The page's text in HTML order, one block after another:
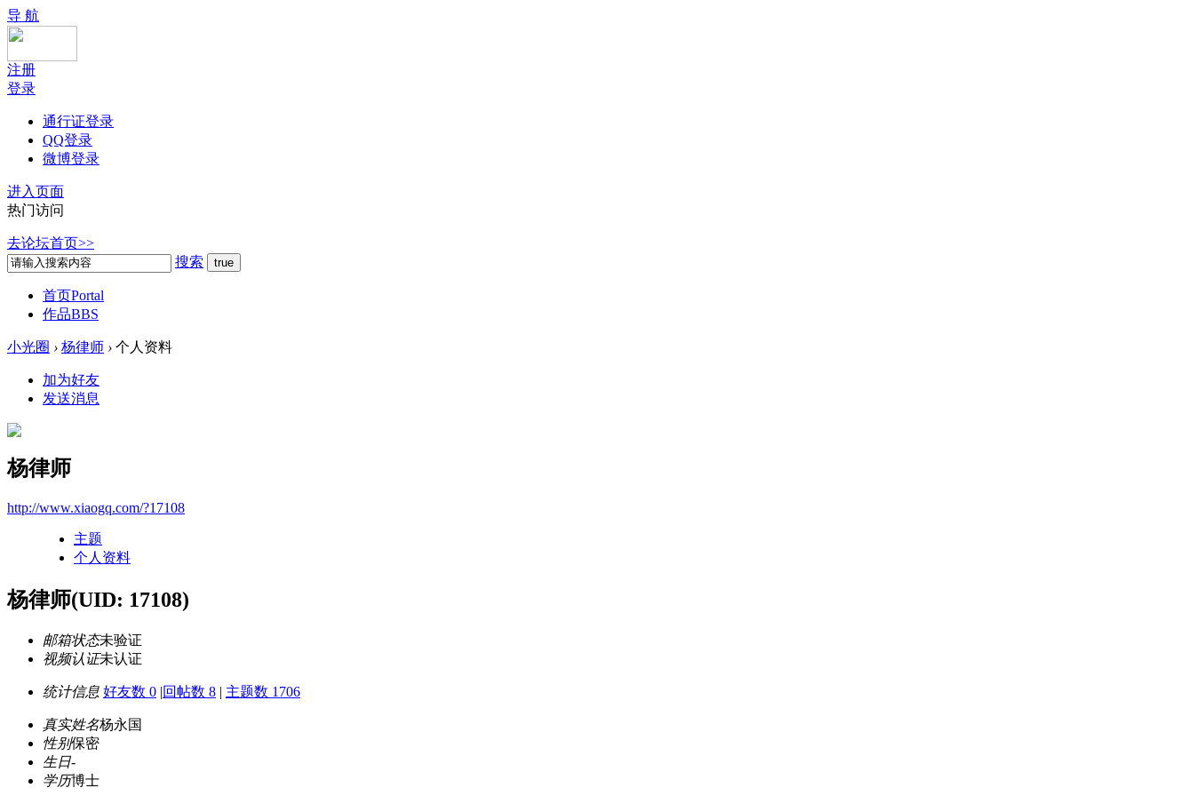
导 航
注册
登录
通行证登录
QQ登录
微博登录
进入页面
热门访问
去论坛首页>>
搜索
首页Portal
作品BBS
小光圈 › 杨律师 › 个人资料
加为好友
发送消息
杨律师
http://www.xiaogq.com/?17108
主题
个人资料
杨律师(UID: 17108)
邮箱状态未验证
视频认证未认证
统计信息 好友数 0 |回帖数 8 | 主题数 1706
真实姓名杨永国
性别保密
生日-
学历博士